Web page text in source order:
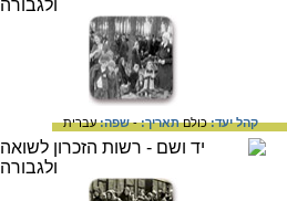
קהל יעד:כולםתאריך:-שפה:עברית